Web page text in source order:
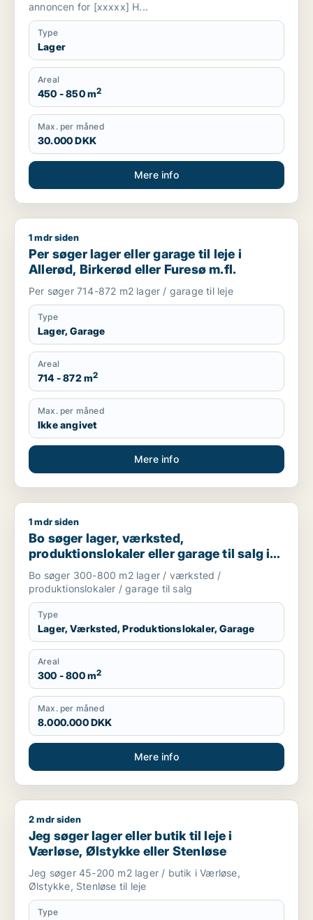
annoncen for [xxxxx] H...
Type
Lager
Areal
450 - 850 m2
Max. per måned
30.000 DKK
Mere info
Per søger lager eller garage til leje i Allerød, Birkerød eller
1 mdr siden
Per søger lager eller garage til leje i
Allerød, Birkerød eller Furesø m.fl.
Per søger 714-872 m2 lager / garage til leje
Type
Lager, Garage
Areal
714 - 872 m2
Max. per måned
Ikke angivet
Mere info
Bo søger lager, værksted, produktionslokaler eller garage
1 mdr siden
Bo søger lager, værksted,
produktionslokaler eller garage til salg i
Nordsjælland
Bo søger 300-800 m2 lager / værksted /
produktionslokaler / garage til salg
Type
Lager, Værksted, Produktionslokaler, Garage
Areal
300 - 800 m2
Max. per måned
8.000.000 DKK
Mere info
Jeg søger lager eller butik til leje i Værløse, Ølstykke eller
2 mdr siden
Jeg søger lager eller butik til leje i
Værløse, Ølstykke eller Stenløse
Jeg søger 45-200 m2 lager / butik i Værløse,
Ølstykke, Stenløse til leje
Type